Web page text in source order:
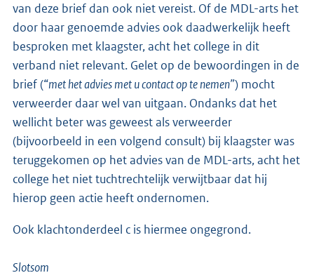
van deze brief dan ook niet vereist. Of de MDL-arts het
door haar genoemde advies ook daadwerkelijk heeft
besproken met klaagster, acht het college in dit
verband niet relevant. Gelet op de bewoordingen in de
brief (“met het advies met u contact op te nemen”) mocht
verweerder daar wel van uitgaan. Ondanks dat het
wellicht beter was geweest als verweerder
(bijvoorbeeld in een volgend consult) bij klaagster was
teruggekomen op het advies van de MDL-arts, acht het
college het niet tuchtrechtelijk verwijtbaar dat hij
hierop geen actie heeft ondernomen.
Ook klachtonderdeel c is hiermee ongegrond.
Slotsom